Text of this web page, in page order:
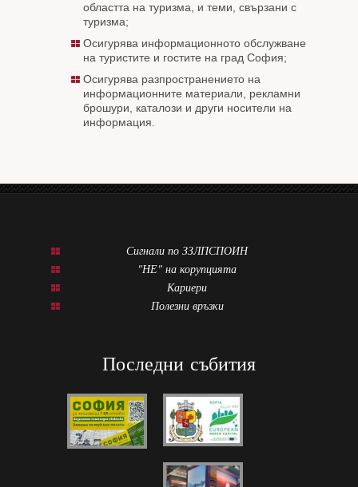
областта на туризма, и теми, свързани с
туризма;
Осигурява информационното обслужване
на туристите и гостите на град София;
Осигурява разпространението на
информационните материали, рекламни
брошури, каталози и други носители на
информация.
Сигнали по ЗЗЛПСПОИН
"НЕ" на корупцията
Кариери
Полезни връзки
Последни събития